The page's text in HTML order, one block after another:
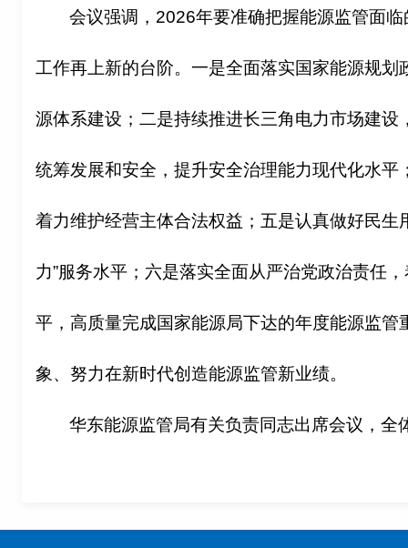
会议强调，2026年要准确把握能源监管面
工作再上新的台阶。一是全面落实国家能源规划
源体系建设；二是持续推进长三角电力市场建设
统筹发展和安全，提升安全治理能力现代化水平
着力维护经营主体合法权益；五是认真做好民生
力”服务水平；六是落实全面从严治党政治责任
平，高质量完成国家能源局下达的年度能源监管
象、努力在新时代创造能源监管新业绩。
华东能源监管局有关负责同志出席会议，全